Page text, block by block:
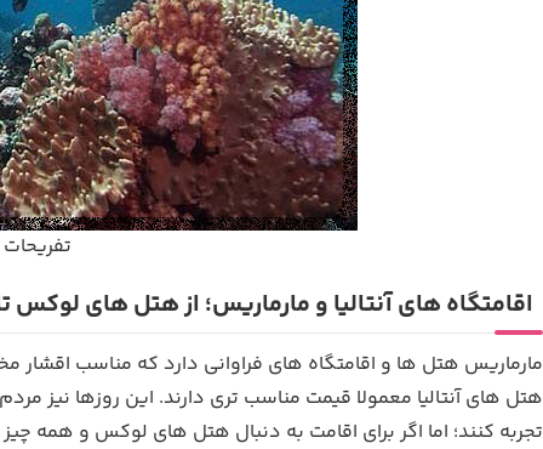
تفریحات
اقامتگاه های آنتالیا و مارماریس؛ از هتل های لوکس
مارماریس هتل ها و اقامتگاه های فراوانی دارد که مناسب اقشار
هتل های آنتالیا معمولا قیمت مناسب تری دارند. این روزها نیز
تجربه کنند؛ اما اگر برای اقامت به دنبال هتل های لوکس و همه چیز